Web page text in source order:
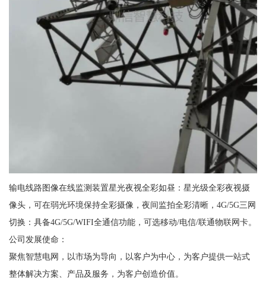
输电线路图像在线监测装置星光夜视全彩如昼：星光级全彩夜视摄
像头，可在弱光环境保持全彩摄像，夜间监拍全彩清晰，4G/5G三网
切换：具备4G/5G/WIFI全通信功能，可选移动/电信/联通物联网卡。
公司发展使命：
聚焦智慧电网，以市场为导向，以客户为中心，为客户提供一站式
整体解决方案、产品及服务，为客户创造价值。